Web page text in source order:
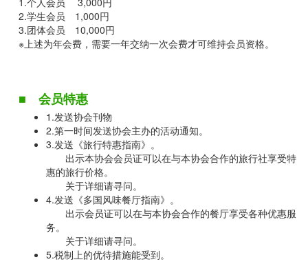
2.学生会员 1,000円
3.团体会员 10,000円
※上述为年会费，需要一年交纳一次会费才可维持会员资格。
■ 会员特惠
1.发送协会刊物
2.第一时间发送协会主办的活动通知。
3.发送《旅行特惠指南》。
出示本协会会员证可以在与本协会合作的旅行社享受特
惠的旅行价格。
关于详细请寻问。
4.发送《多国风味餐厅指南》。
出示会员证可以在与本协会合作的餐厅享受各种优惠服
务。
关于详细请寻问。
5.税制上的优待措施能受到。